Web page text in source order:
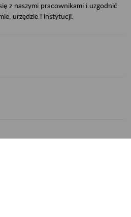
z naszymi pracownikami i uzgodnić
urzędzie i instytucji.